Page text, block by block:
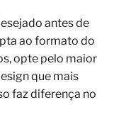
antes de
ao formato do
opte pelo maior
que mais
faz diferença no